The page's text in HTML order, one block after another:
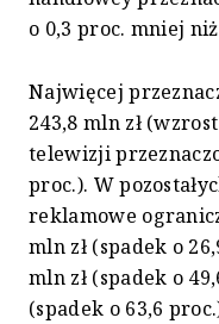
o 0,3 proc. mniej
Najwięcej
243,8 mln zł
telewizji
proc.). W
reklamowe
mln zł (spadek o
mln zł (spadek o
(spadek o 63,6